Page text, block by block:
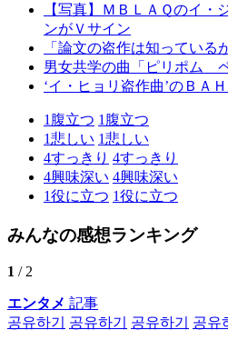
【写真】ＭＢＬＡＱのイ・
ンがＶサイン
「論文の盗作は知っている
男女共学の曲「ピリポム
‘イ・ヒョリ盗作曲’のＢＡ
1 腹立つ 1 腹立つ
1悲しい 1悲しい
4すっきり 4すっきり
4興味深い 4興味深い
1役に立つ 1役に立つ
みんなの感想ランキング
1 / 2
エンタメ 記事
공유하기
공유하기 공유하기 공유